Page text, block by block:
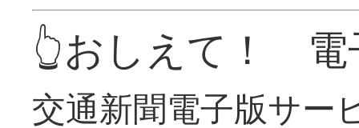
👆おしえて！ 電
交通新聞電子版サー